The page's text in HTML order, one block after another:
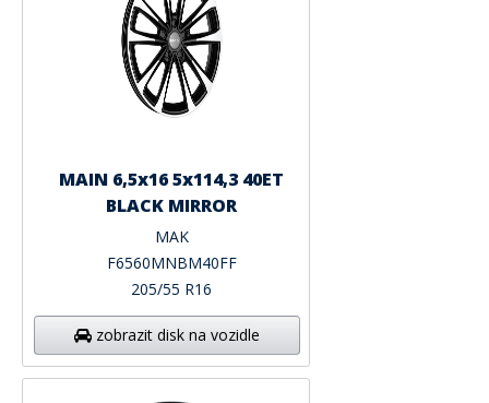
MAIN 6,5x16 5x114,3 40ET
BLACK MIRROR
MAK
F6560MNBM40FF
205/55 R16
zobrazit disk na vozidle